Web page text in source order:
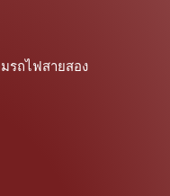
รถไฟสายสอง